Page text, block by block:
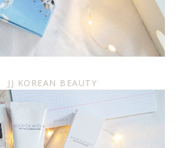
JJ KOREAN BEAUTY